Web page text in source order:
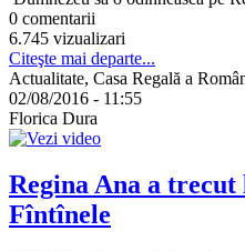
0 comentarii
6.745 vizualizari
Citeşte mai departe...
Actualitate, Casa Regală a
02/08/2016 - 11:55
Florica Dura
Regina Ana a
Fîntînele